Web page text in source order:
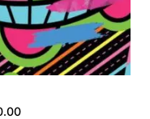
Price